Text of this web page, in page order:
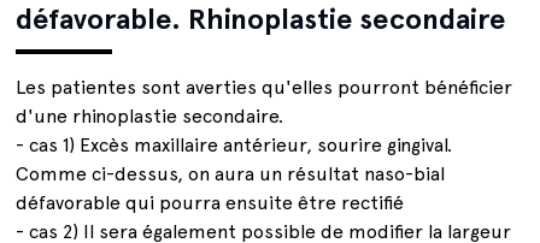
défavorable. Rhinoplastie secondaire
Les patientes sont averties qu'elles pourront bénéficier
d'une rhinoplastie secondaire.
- cas 1) Excès maxillaire antérieur, sourire gingival.
Comme ci-dessus, on aura un résultat naso-bial
défavorable qui pourra ensuite être rectifié
- cas 2) Il sera également possible de modifier la largeur